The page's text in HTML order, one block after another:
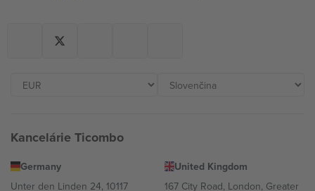
Kancelárie Ticombo
Germany
Unter den Linden 24, 10117
United Kingdom
167 City Road, London, Greater